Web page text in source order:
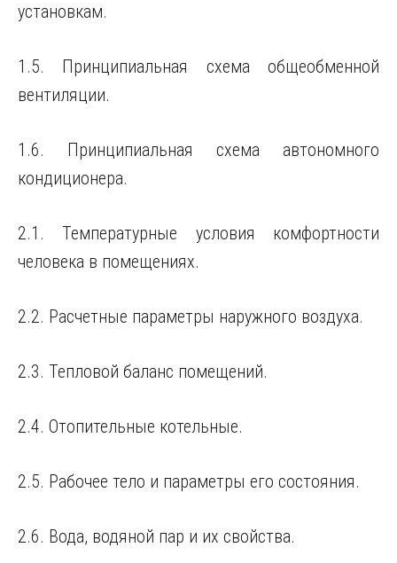
установкам.
1.5. Принципиальная схема общеобменной
вентиляции.
1.6. Принципиальная схема автономного
кондиционера.
2.1. Температурные условия комфортности
человека в помещениях.
2.2. Расчетные параметры наружного воздуха.
2.3. Тепловой баланс помещений.
2.4. Отопительные котельные.
2.5. Рабочее тело и параметры его состояния.
2.6. Вода, водяной пар и их свойства.